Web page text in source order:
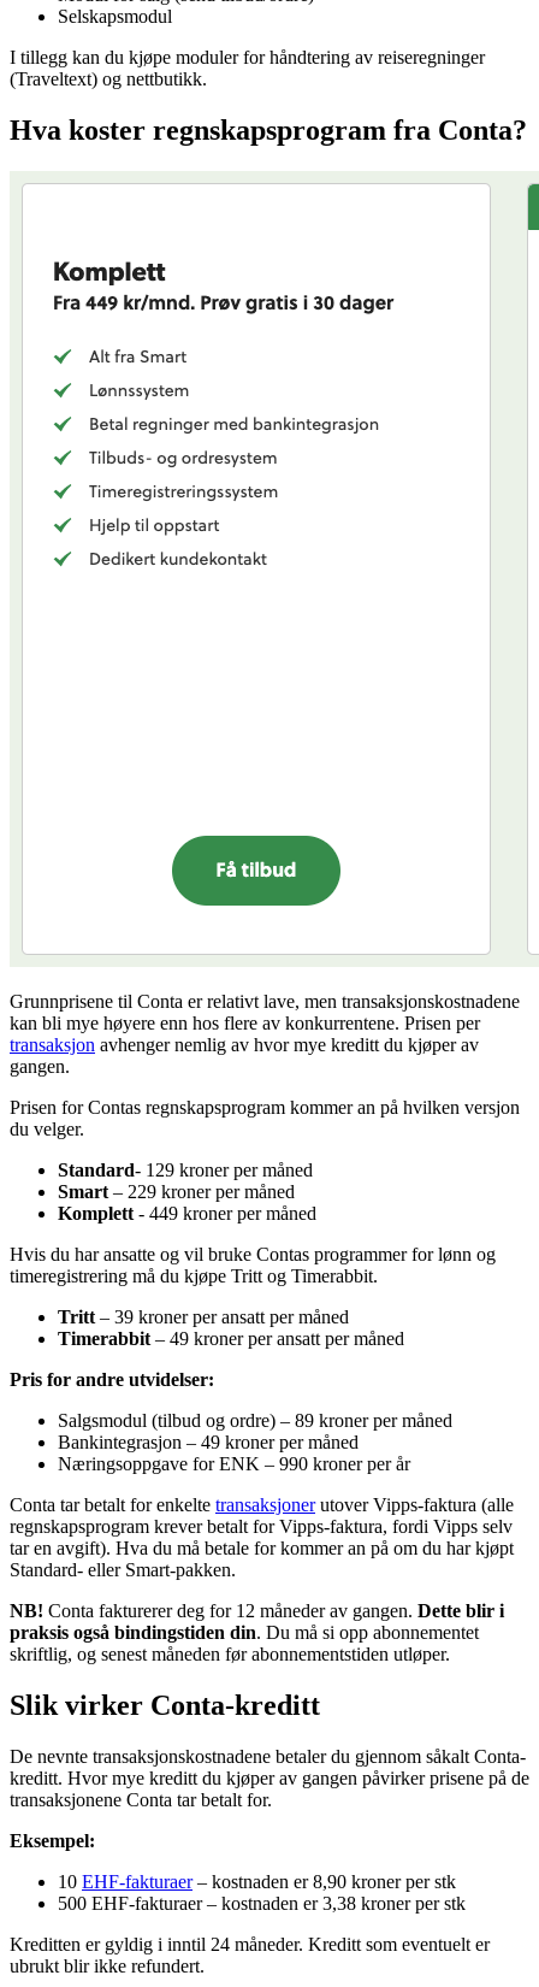
Selskapsmodul
I tillegg kan du kjøpe moduler for håndtering av reiseregninger
(Traveltext) og nettbutikk.
Hva koster regnskapsprogram fra Conta?
Grunnprisene til Conta er relativt lave, men transaksjonskostnadene
kan bli mye høyere enn hos flere av konkurrentene. Prisen per
transaksjon avhenger nemlig av hvor mye kreditt du kjøper av
gangen.
Prisen for Contas regnskapsprogram kommer an på hvilken versjon
du velger.
Standard- 129 kroner per måned
Smart – 229 kroner per måned
Komplett - 449 kroner per måned
Hvis du har ansatte og vil bruke Contas programmer for lønn og
timeregistrering må du kjøpe Tritt og Timerabbit.
Tritt – 39 kroner per ansatt per måned
Timerabbit – 49 kroner per ansatt per måned
Pris for andre utvidelser:
Salgsmodul (tilbud og ordre) – 89 kroner per måned
Bankintegrasjon – 49 kroner per måned
Næringsoppgave for ENK – 990 kroner per år
Conta tar betalt for enkelte transaksjonerutover Vipps-faktura (alle
regnskapsprogram krever betalt for Vipps-faktura, fordi Vipps selv
tar en avgift). Hva du må betale for kommer an på om du har kjøpt
Standard- eller Smart-pakken.
NB! Conta fakturerer deg for 12 måneder av gangen. Dette blir i
praksis også bindingstiden din. Du må si opp abonnementet
skriftlig, og senest måneden før abonnementstiden utløper.
Slik virker Conta-kreditt
De nevnte transaksjonskostnadene betaler du gjennom såkalt Conta-
kreditt. Hvor mye kreditt du kjøper av gangen påvirker prisene på de
transaksjonene Conta tar betalt for.
Eksempel:
10 EHF-fakturaer– kostnaden er 8,90 kroner per stk
500 EHF-fakturaer – kostnaden er 3,38 kroner per stk
Kreditten er gyldig i inntil 24 måneder. Kreditt som eventuelt er
ubrukt blir ikke refundert.